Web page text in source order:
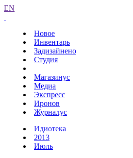
EN
Новое
Инвентарь
Задизайнено
Студия
Магазинус
Медиа
Экспресс
Иронов
Журналус
Идиотека
2013
Июль